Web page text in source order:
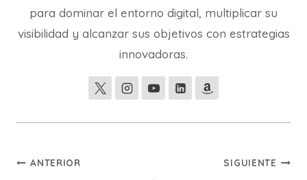
para dominar el entorno digital, multiplicar su
visibilidad y alcanzar sus objetivos con estrategias
innovadoras.
Navegación
ANTERIOR SIGUIENTE